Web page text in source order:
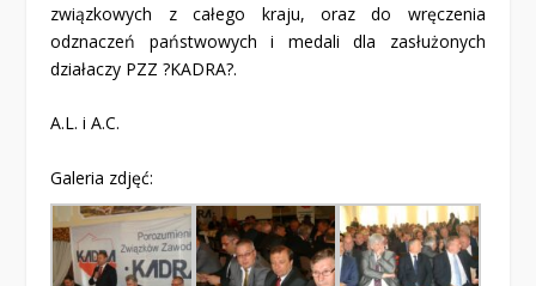
związkowych z całego kraju, oraz do wręczenia
odznaczeń państwowych i medali dla zasłużonych
działaczy PZZ ?KADRA?.
A.L. i A.C.
Galeria zdjęć: